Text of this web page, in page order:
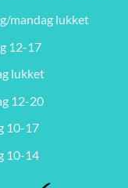
mandag lukket
12-17
lukket
12-20
10-17
10-14